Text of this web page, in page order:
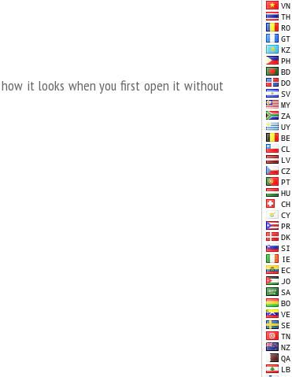
how it looks when you first open it without